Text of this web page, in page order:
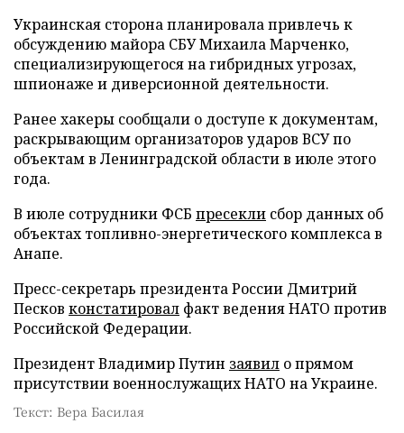
Украинская сторона планировала привлечь к
обсуждению майора СБУ Михаила Марченко,
специализирующегося на гибридных угрозах,
шпионаже и диверсионной деятельности.
Ранее хакеры сообщали о доступе к документам,
раскрывающим организаторов ударов ВСУ по
объектам в Ленинградской области в июле этого
года.
В июле сотрудники ФСБ пресекли сбор данных об
объектах топливно-энергетического комплекса в
Анапе.
Пресс-секретарь президента России Дмитрий
Песков констатировал факт ведения НАТО против
Российской Федерации.
Президент Владимир Путин заявил о прямом
присутствии военнослужащих НАТО на Украине.
Текст: Вера Басилая